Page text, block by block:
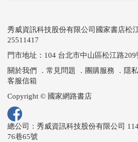
秀威資訊科技股份有限公司國家書店松
25511417
門市地址：104 台北市中山區松江路209
關於我們
． 常見問題 ． 團購服務 ． 隱
客服信箱
Copyright © 國家網路書店
總公司：秀威資訊科技股份有限公司
76巷65號